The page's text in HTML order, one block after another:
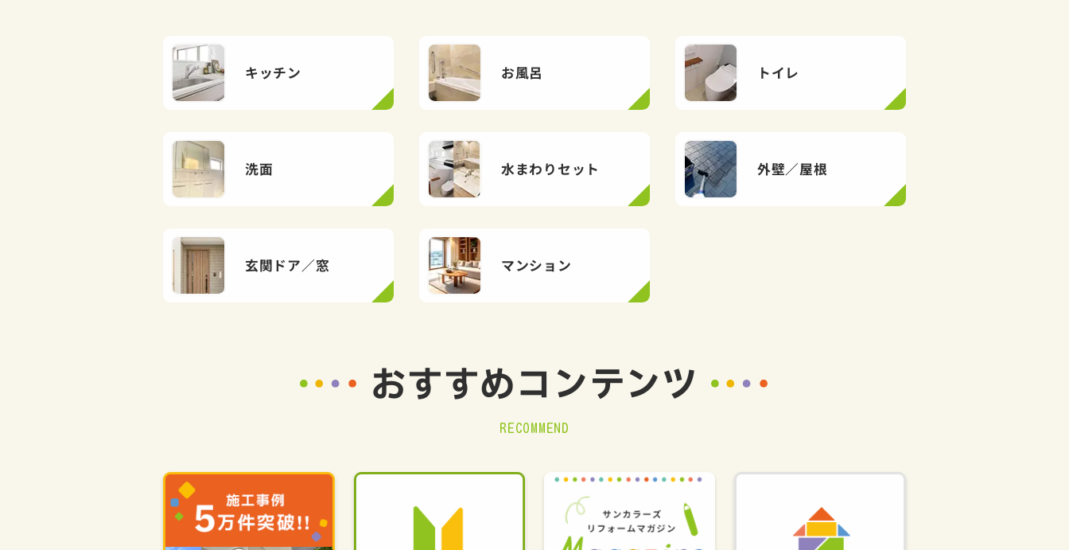
キッチン お風呂 トイレ
洗面 水まわりセット 外壁／屋根
玄関ドア／窓 マンション
おすすめコンテンツ
RECOMMEND